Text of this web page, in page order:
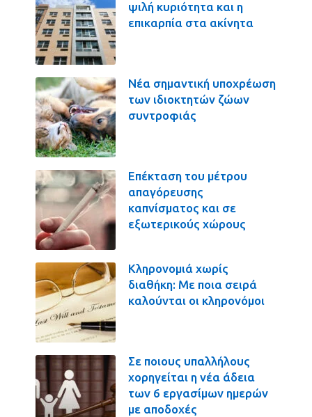
ψιλή κυριότητα και η
επικαρπία στα ακίνητα
Νέα σημαντική υποχρέωση
των ιδιοκτητών ζώων
συντροφιάς
Επέκταση του μέτρου
απαγόρευσης
καπνίσματος και σε
εξωτερικούς χώρους
Κληρονομιά χωρίς
διαθήκη: Με ποια σειρά
καλούνται οι κληρονόμοι
Σε ποιους υπαλλήλους
χορηγείται η νέα άδεια
των 6 εργασίμων ημερών
με αποδοχές